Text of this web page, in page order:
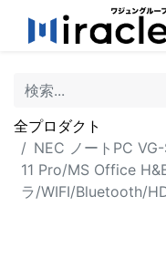
全プロダクト
NEC ノートPC
11 Pro/MS Office
ラ/WIFI/Bluetooth/